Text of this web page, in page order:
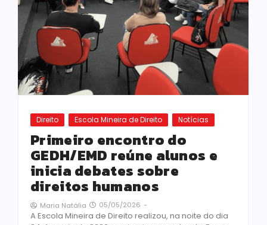
Direito Escola Mineira de Direito Notícias
Primeiro encontro do
GEDH/EMD reúne alunos e
inicia debates sobre
direitos humanos
Maria Natália 05/05/2026 -
A Escola Mineira de Direito realizou, na noite do dia